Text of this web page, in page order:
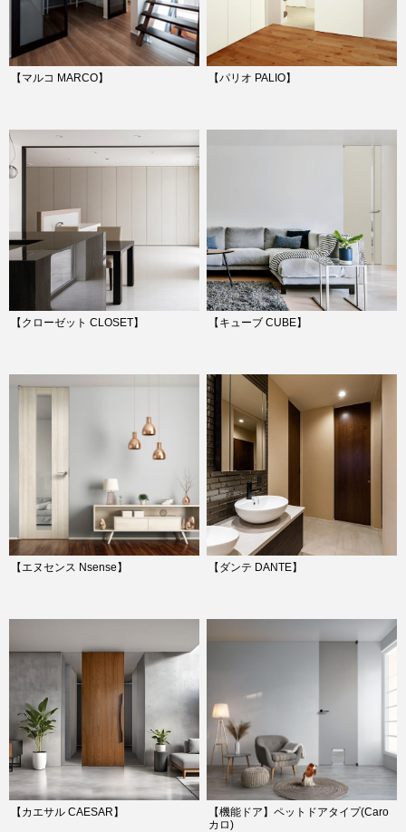
【マルコ MARCO】 【パリオ PALIO】
【クローゼット CLOSET】 【キューブ CUBE】
【エヌセンス Nsense】 【ダンテ DANTE】
【カエサル CAESAR】
【機能ドア】ペットドアタイプ(Caro
カロ)